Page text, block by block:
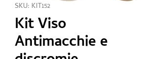
SKU: KIT152
Kit Viso
Antimacchie e